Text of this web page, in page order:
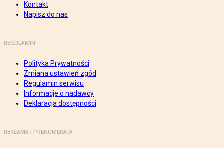
Kontakt
Napisz do nas
REGULAMIN
Polityka Prywatności
Zmiana ustawień zgód
Regulamin serwisu
Informacje o nadawcy
Deklaracja dostępności
REKLAMA I PRENUMERATA